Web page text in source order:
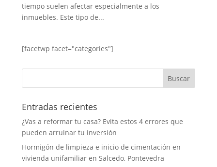
tiempo suelen afectar especialmente a los
inmuebles. Este tipo de...
[facetwp facet="categories"]
Entradas recientes
¿Vas a reformar tu casa? Evita estos 4 errores que
pueden arruinar tu inversión
Hormigón de limpieza e inicio de cimentación en
vivienda unifamiliar en Salcedo, Pontevedra